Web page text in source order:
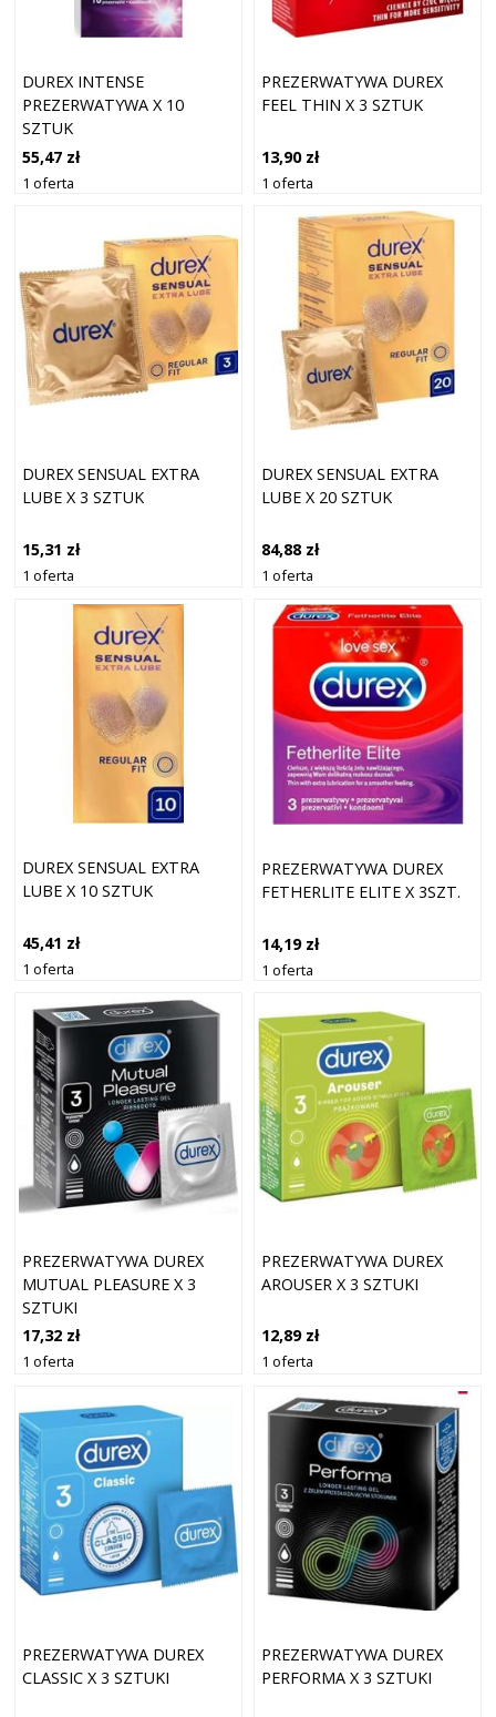
DUREX INTENSE
PREZERWATYWA X 10
SZTUK
55,47 zł
1 oferta
PREZERWATYWA DUREX
FEEL THIN X 3 SZTUK
13,90 zł
1 oferta
DUREX SENSUAL EXTRA
LUBE X 3 SZTUK
15,31 zł
1 oferta
DUREX SENSUAL EXTRA
LUBE X 20 SZTUK
84,88 zł
1 oferta
DUREX SENSUAL EXTRA
LUBE X 10 SZTUK
45,41 zł
1 oferta
PREZERWATYWA DUREX
FETHERLITE ELITE X 3SZT.
14,19 zł
1 oferta
PREZERWATYWA DUREX
MUTUAL PLEASURE X 3
SZTUKI
17,32 zł
1 oferta
PREZERWATYWA DUREX
AROUSER X 3 SZTUKI
12,89 zł
1 oferta
PREZERWATYWA DUREX
CLASSIC X 3 SZTUKI
PREZERWATYWA DUREX
PERFORMA X 3 SZTUKI